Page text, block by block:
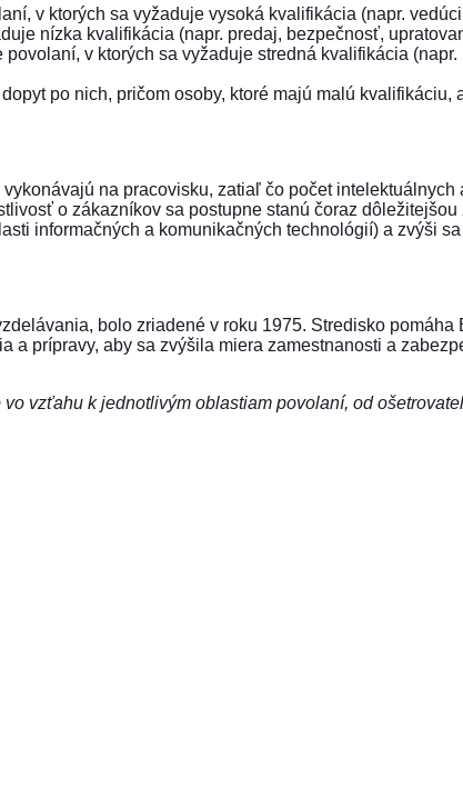
v ktorých sa vyžaduje vysoká kvalifikácia (napr.
nízka kvalifikácia (napr. predaj, bezpečnosť,
v ktorých sa vyžaduje stredná kvalifikácia
po nich, pričom osoby, ktoré majú malú
na pracovisku, zatiaľ čo počet intelektuálnych
o zákazníkov sa postupne stanú čoraz
informačných a komunikačných technológií) a zvýši
bolo zriadené v roku 1975. Stredisko
a prípravy, aby sa zvýšila miera zamestnanosti a
vzťahu k jednotlivým oblastiam povolaní, od